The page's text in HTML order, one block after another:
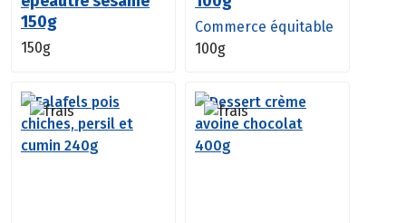
150g
150g
Commerce équitable
100g